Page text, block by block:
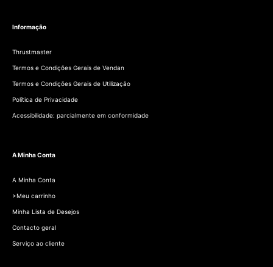
Informação
Thrustmaster
Termos e Condições Gerais de Vendan
Termos e Condições Gerais de Utilização
Política de Privacidade
Acessibilidade: parcialmente em conformidade
A Minha Conta
A Minha Conta
>Meu carrinho
Minha Lista de Desejos
Contacto geral
Serviço ao cliente